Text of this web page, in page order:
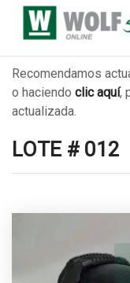
Recomendamos
o haciendo clic aquí,
actualizada.
LOTE # 012